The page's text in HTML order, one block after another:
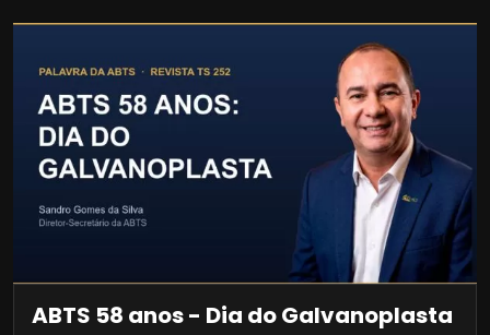
ABTS 58 anos - Dia do Galvanoplasta